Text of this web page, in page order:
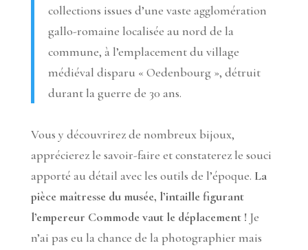
collections issues d’une vaste agglomération
gallo-romaine localisée au nord de la
commune, à l’emplacement du village
médiéval disparu « Oedenbourg », détruit
durant la guerre de 30 ans.
Vous y découvrirez de nombreux bijoux,
apprécierez le savoir-faire et constaterez le souci
apporté au détail avec les outils de l’époque. La
pièce maîtresse du musée, l’intaille figurant
l’empereur Commode vaut le déplacement !Je
n’ai pas eu la chance de la photographier mais